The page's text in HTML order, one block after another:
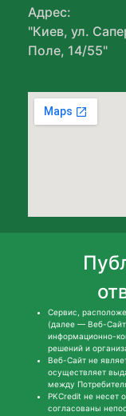
Адрес:
"Киев, ул.
Поле, 14/55"
Сервис,
(далее — Веб-
информационно-
решений и
Веб-Сайт не
осуществляет
между
PKCredit не несет
согласованы